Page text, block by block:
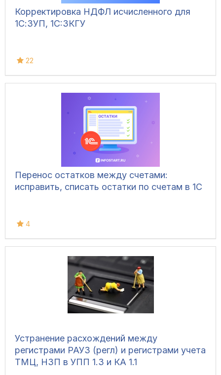
Корректировка НДФЛ исчисленного для
1С:ЗУП, 1C:ЗКГУ
22
Перенос остатков между счетами:
исправить, списать остатки по счетам в 1С
4
Устранение расхождений между
регистрами РАУЗ (регл) и регистрами учета
ТМЦ, НЗП в УПП 1.3 и КА 1.1